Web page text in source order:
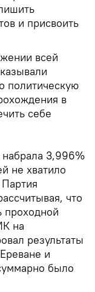
и присвоить
всей
политическую
в
себе
3,996%
не хватило
что
проходной
на
результаты
и
было